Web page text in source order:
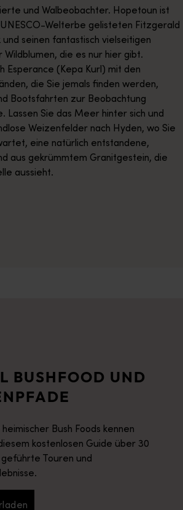
und Walbeobachter. Hopetoun ist
Welterbe gelisteten Fitzgerald
und seinen fantastisch vielseitigen
Wildblumen, die es nur hier gibt.
Esperance (Kepa Kurl) mit den
die Sie jemals finden werden,
Bootsfahrten zur Beobachtung
Lassen Sie das Meer hinter sich und
Weizenfelder nach Hyden, wo Sie
eine natürlich entstandene,
aus gekrümmtem Granitgestein, die
aussieht.
BUSHFOOD UND
Bush Foods kennen
kostenlosen Guide über 30
Touren und